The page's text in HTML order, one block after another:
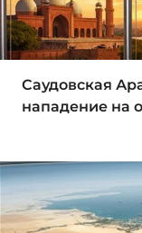
Саудовская
нападение на